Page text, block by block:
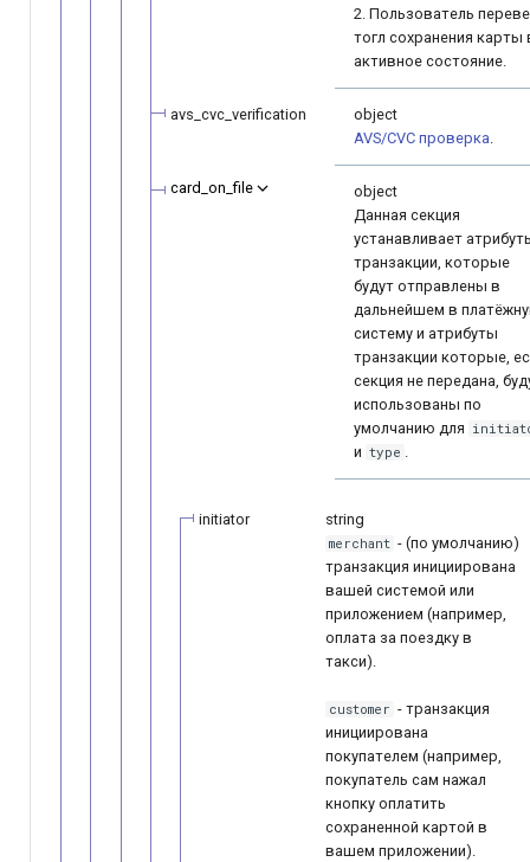
2. Пользователь
тогл сохранения карты
активное состояние.
avs_cvc_verification
object
AVS/CVC проверка
card_on_file
object
Данная секция
устанавливает
транзакции, которые
будут отправлены в
дальнейшем в
систему и атрибуты
транзакции которые,
секция не передана,
использованы по
умолчанию для
и type
initiator string
merchant - (по умолчанию)
транзакция инициирована
вашей системой или
приложением (например,
оплата за поездку в
такси).
customer - транзакция
инициирована
покупателем (например,
покупатель сам нажал
кнопку оплатить
сохраненной картой в
вашем приложении).